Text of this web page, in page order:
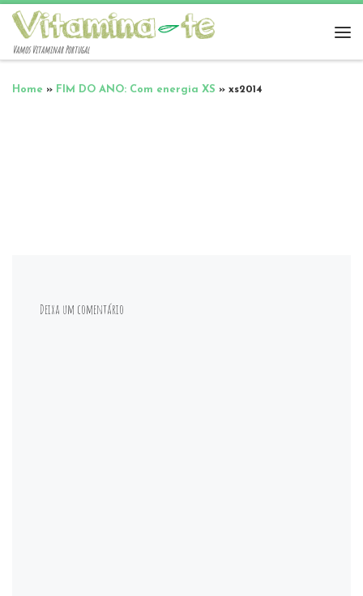
Vamos Vitaminar Portugal
Home » FIM DO ANO: Com energia XS » xs2014
Deixa um comentário